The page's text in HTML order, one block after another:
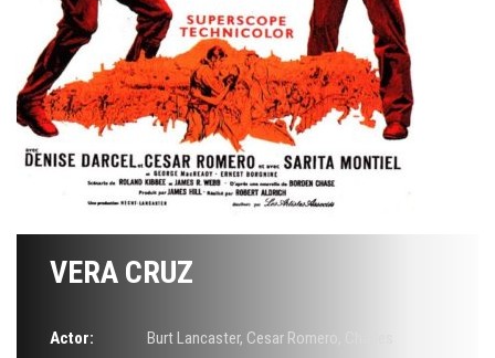
VERA CRUZ
Actor: Burt Lancaster, Cesar Romero